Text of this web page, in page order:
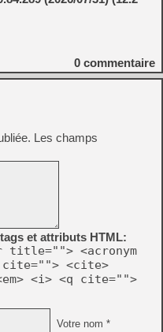
0 commentaire
Les champs
et attributs HTML:
<acronym
<cite>
<i> <q cite="">
Votre nom *